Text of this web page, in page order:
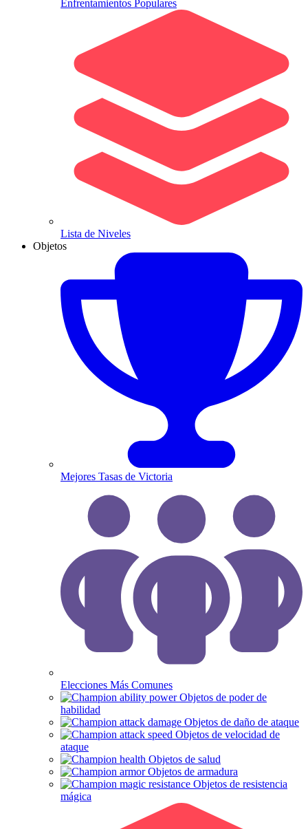
Enfrentamientos Populares
Lista de Niveles
Objetos
Mejores Tasas de Victoria
Elecciones Más Comunes
Objetos de poder de
habilidad
Objetos de daño de ataque
Objetos de velocidad de
ataque
Objetos de salud
Objetos de armadura
Objetos de resistencia
mágica